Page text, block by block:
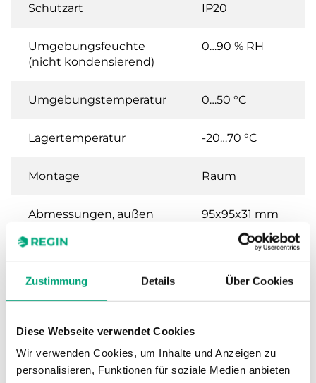
Zustimmung Details Über Cookies
Diese Webseite verwendet Cookies
Wir verwenden Cookies, um Inhalte und Anzeigen zu
personalisieren, Funktionen für soziale Medien anbieten
Schutzart IP20
Umgebungsfeuchte
(nicht kondensierend)
0…90 % RH
Umgebungstemperatur 0…50 °C
Lagertemperatur -20…70 °C
Montage Raum
Abmessungen, außen
95x95x31 mm
Verpackung
Digitalausgänge (DO) 24 V AC, 0.5 A